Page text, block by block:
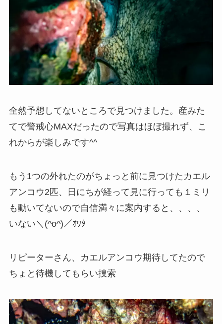
全然予想してないところで見つけました。産みた
てで警戒心MAXだったので写真はほぼ撮れず、こ
れからが楽しみです^^
もう1つの外れたのがちょっと前に見つけたカエル
アンコウ2匹、日にちが経って見に行っても１ミリ
も動いてないので自信満々に案内すると、、、、
いない＼(^o^)／ｵﾜﾀ
リピーターさん、カエルアンコウ期待してたので
ちょと待機してもらい捜索